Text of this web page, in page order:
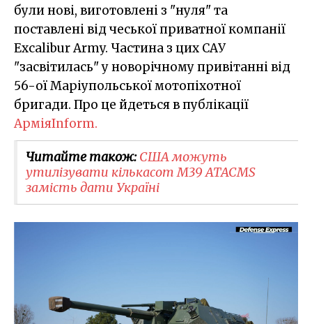
були нові, виготовлені з "нуля" та
поставлені від чеської приватної компанії
Excalibur Army. Частина з цих САУ
"засвітилась" у новорічному привітанні від
56-ої Маріупольської мотопіхотної
бригади. Про це йдеться в публікації
АрміяInform.
Читайте також:США можуть
утилізувати кількасот M39 ATACMS
замість дати Україні